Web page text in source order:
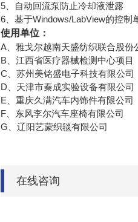
5、自动回流泵防止冷却液泄露
6、基于Windows/LabView的控制
使用单位：
A、雅戈尔越南天盛纺织联合股份
B、江西省医疗器械检测中心项目
C、苏州美铭盛电子科技有限公司
D、天津市秦成实验设备有限公司
E、重庆久满汽车内饰件有限公司
F、东风李尔汽车座椅有限公司
G、辽阳艺蒙织毯有限公司
在线咨询